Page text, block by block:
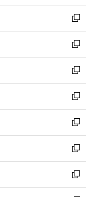
ウ
で
開
く
ン
ド
ウ
で
開
く
新
し
い
ウ
ィ
ン
ド
ウ
で
開
く
新
し
い
ウ
ィ
ン
ド
ウ
で
開
く
新
し
い
ウ
ィ
ン
ド
ウ
で
開
新
し
い
ウ
ィ
ン
ド
ウ
新
し
い
ウ
ィ
ン
新
し
い
ウ
新
し